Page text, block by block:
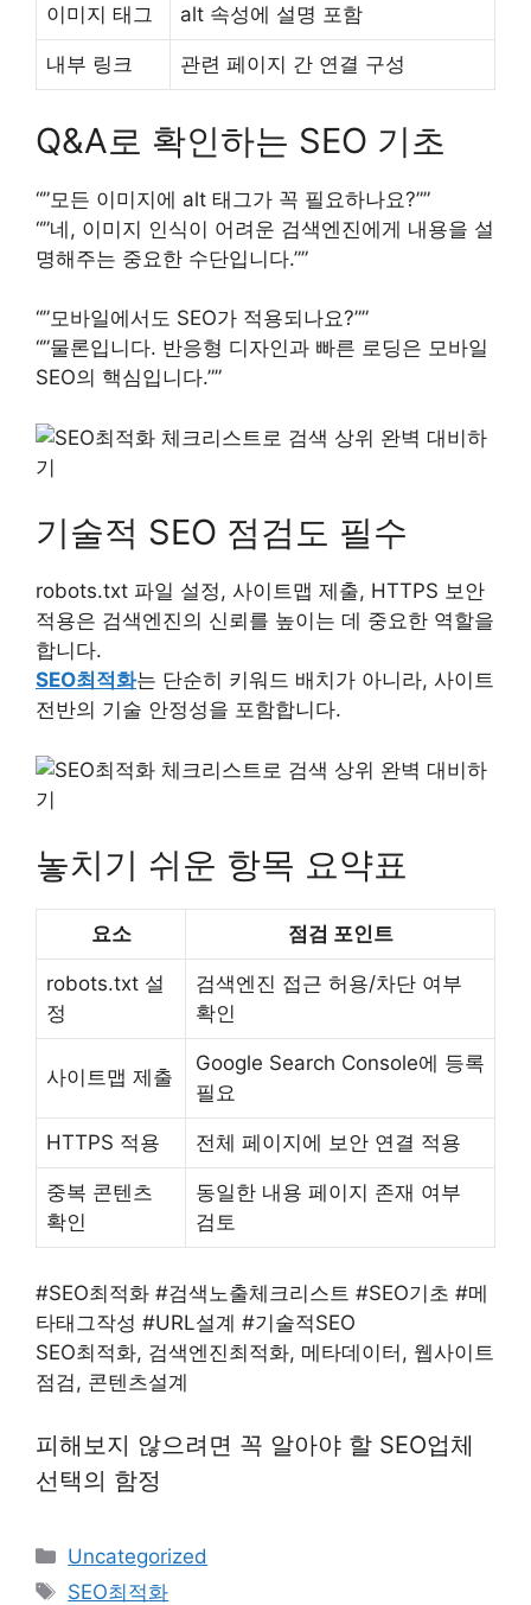
이미지 태그 alt 속성에 설명 포함
내부 링크 관련 페이지 간 연결 구성
Q&A로 확인하는 SEO 기초
“”모든 이미지에 alt 태그가 꼭 필요하나요?””
“”네, 이미지 인식이 어려운 검색엔진에게 내용을 설
명해주는 중요한 수단입니다.””
“”모바일에서도 SEO가 적용되나요?””
“”물론입니다. 반응형 디자인과 빠른 로딩은 모바일
SEO의 핵심입니다.””
기술적 SEO 점검도 필수
robots.txt 파일 설정, 사이트맵 제출, HTTPS 보안
적용은 검색엔진의 신뢰를 높이는 데 중요한 역할을
합니다.
SEO최적화는 단순히 키워드 배치가 아니라, 사이트
전반의 기술 안정성을 포함합니다.
놓치기 쉬운 항목 요약표
요소 점검 포인트
robots.txt 설
정
검색엔진 접근 허용/차단 여부
확인
사이트맵 제출
Google Search Console에 등록
필요
HTTPS 적용 전체 페이지에 보안 연결 적용
중복 콘텐츠
확인
동일한 내용 페이지 존재 여부
검토
#SEO최적화 #검색노출체크리스트 #SEO기초 #메
타태그작성 #URL설계 #기술적SEO
SEO최적화, 검색엔진최적화, 메타데이터, 웹사이트
점검, 콘텐츠설계
피해보지 않으려면 꼭 알아야 할 SEO업체
선택의 함정
Categories
Uncategorized
Tags
SEO최적화